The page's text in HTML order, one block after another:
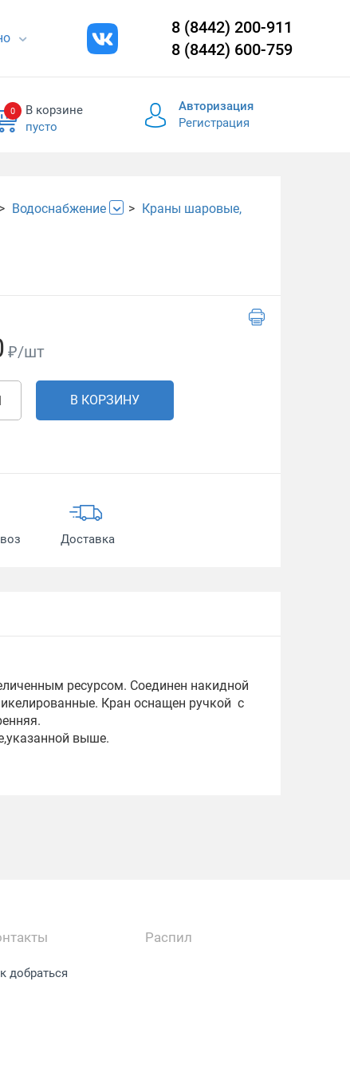
8 (8442) 200-911
8 (8442) 600-759
0
В корзине
пусто
Авторизация
Регистрация
Водоснабжение
Краны шаровые,
₽/шт
В КОРЗИНУ
Доставка
ресурсом. Соединен накидной
Кран оснащен ручкой с
выше.
добраться
Распил